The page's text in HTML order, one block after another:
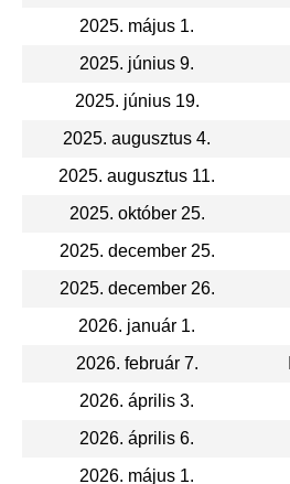
2025. május 1.
2025. június 9.
2025. június 19.
2025. augusztus 4.
2025. augusztus 11.
2025. október 25.
2025. december 25.
2025. december 26.
2026. január 1.
2026. február 7.
2026. április 3.
2026. április 6.
2026. május 1.